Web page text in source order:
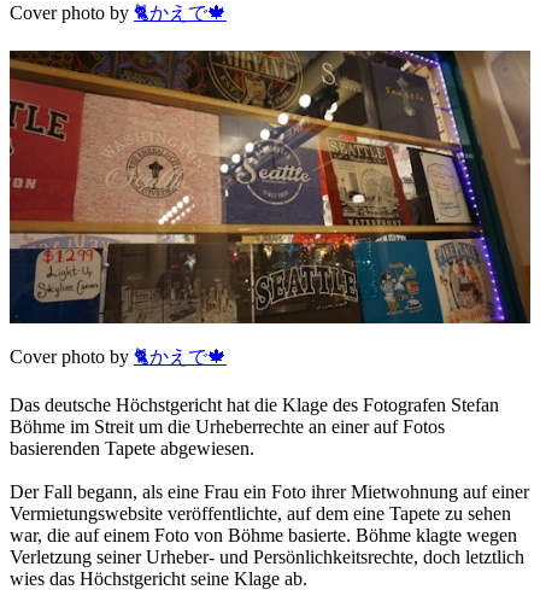
Cover photo by 🐈かえで🍁
Cover photo by 🐈かえで🍁
Das deutsche Höchstgericht hat die Klage des Fotografen Stefan
Böhme im Streit um die Urheberrechte an einer auf Fotos
basierenden Tapete abgewiesen.
Der Fall begann, als eine Frau ein Foto ihrer Mietwohnung auf einer
Vermietungswebsite veröffentlichte, auf dem eine Tapete zu sehen
war, die auf einem Foto von Böhme basierte. Böhme klagte wegen
Verletzung seiner Urheber- und Persönlichkeitsrechte, doch letztlich
wies das Höchstgericht seine Klage ab.